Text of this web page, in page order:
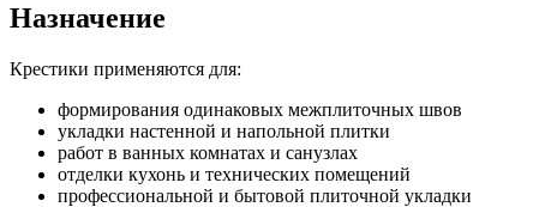
Назначение
Крестики применяются для:
формирования одинаковых межплиточных швов
укладки настенной и напольной плитки
работ в ванных комнатах и санузлах
отделки кухонь и технических помещений
профессиональной и бытовой плиточной укладки